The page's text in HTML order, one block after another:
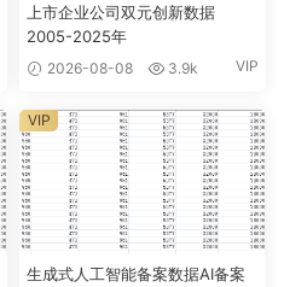
上市企业公司双元创新数据
2005-2025年
2026-08-08 3.9k VIP
生成式人工智能备案数据AI备案
VIP